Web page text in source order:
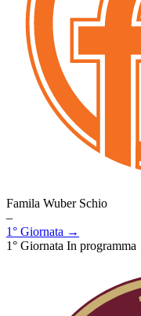
Famila Wuber Schio
–
1° Giornata →
1° Giornata In programma